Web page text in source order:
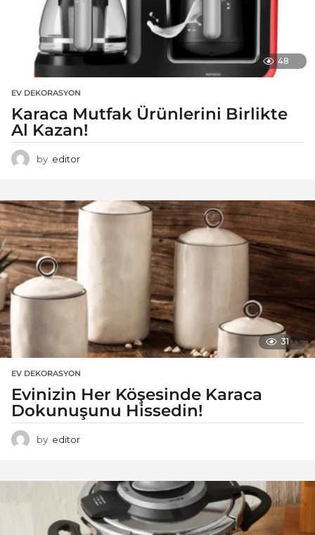
48
EV DEKORASYON
Karaca Mutfak Ürünlerini Birlikte
Al Kazan!
by editor
31
EV DEKORASYON
Evinizin Her Köşesinde Karaca
Dokunuşunu Hissedin!
by editor